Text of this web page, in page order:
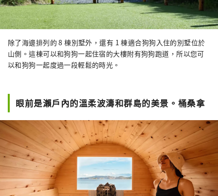
除了海邊排列的 8 棟別墅外，還有 1 棟適合狗狗入住的別墅位於
山側。這棟可以和狗狗一起住宿的大樓附有狗狗跑道，所以您可
以和狗狗一起度過一段輕鬆的時光。
眼前是瀨戶內的溫柔波濤和群島的美景。桶桑拿